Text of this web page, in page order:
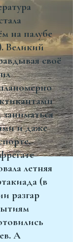
на палубе
Великий
своё
и даже
летняя
(в
разгар
А